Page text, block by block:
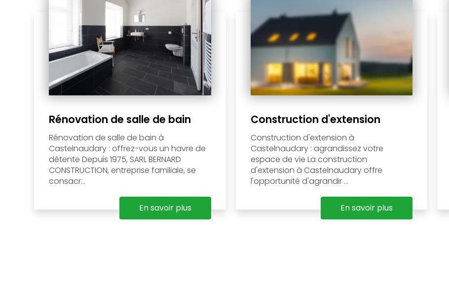
Rénovation de salle de bain
Rénovation de salle de bain à
Castelnaudary : offrez-vous un havre de
détente Depuis 1975, SARL BERNARD
CONSTRUCTION, entreprise familiale, se
consacr...
En savoir plus
Construction d'extension
Construction d'extension à
Castelnaudary : agrandissez votre
espace de vie La construction
d'extension à Castelnaudary offre
l'opportunité d'agrandir ...
En savoir plus